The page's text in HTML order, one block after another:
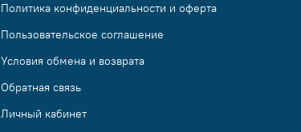
Политика конфиденциальности и оферта
Пользовательское соглашение
Условия обмена и возврата
Обратная связь
Личный кабинет